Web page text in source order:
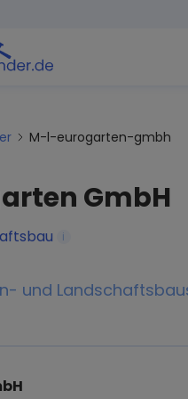
M-l-eurogarten-gmbh
GmbH
i
und